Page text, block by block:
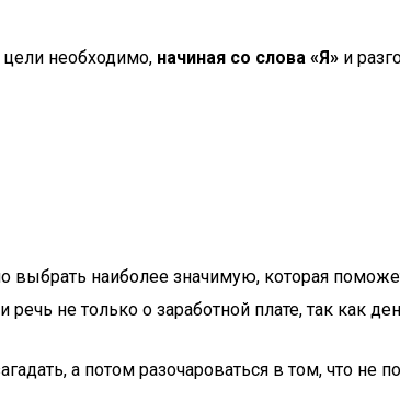
необходимо, начиная со слова «Я» и
наиболее значимую, которая
не только о заработной плате, так как
а потом разочароваться в том, что не